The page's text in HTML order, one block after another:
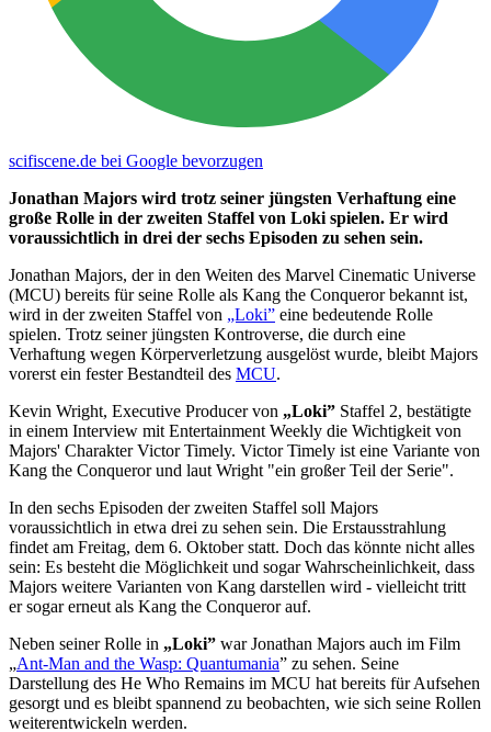
scifiscene.de bei Google bevorzugen
Jonathan Majors wird trotz seiner jüngsten Verhaftung eine
große Rolle in der zweiten Staffel von Loki spielen. Er wird
voraussichtlich in drei der sechs Episoden zu sehen sein.
Jonathan Majors, der in den Weiten des Marvel Cinematic Universe
(MCU) bereits für seine Rolle als Kang the Conqueror bekannt ist,
wird in der zweiten Staffel von „Loki” eine bedeutende Rolle
spielen. Trotz seiner jüngsten Kontroverse, die durch eine
Verhaftung wegen Körperverletzung ausgelöst wurde, bleibt Majors
vorerst ein fester Bestandteil des MCU.
Kevin Wright, Executive Producer von „Loki” Staffel 2, bestätigte
in einem Interview mit Entertainment Weekly die Wichtigkeit von
Majors' Charakter Victor Timely. Victor Timely ist eine Variante von
Kang the Conqueror und laut Wright "ein großer Teil der Serie".
In den sechs Episoden der zweiten Staffel soll Majors
voraussichtlich in etwa drei zu sehen sein. Die Erstausstrahlung
findet am Freitag, dem 6. Oktober statt. Doch das könnte nicht alles
sein: Es besteht die Möglichkeit und sogar Wahrscheinlichkeit, dass
Majors weitere Varianten von Kang darstellen wird - vielleicht tritt
er sogar erneut als Kang the Conqueror auf.
Neben seiner Rolle in „Loki” war Jonathan Majors auch im Film
„Ant-Man and the Wasp: Quantumania” zu sehen. Seine
Darstellung des He Who Remains im MCU hat bereits für Aufsehen
gesorgt und es bleibt spannend zu beobachten, wie sich seine Rollen
weiterentwickeln werden.